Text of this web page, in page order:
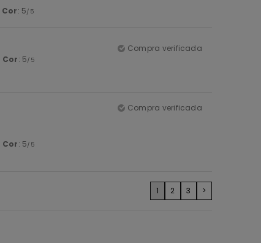
Cor: 5/5
Compra verificada
Cor: 5/5
Compra verificada
Cor: 5/5
1 2 3 >